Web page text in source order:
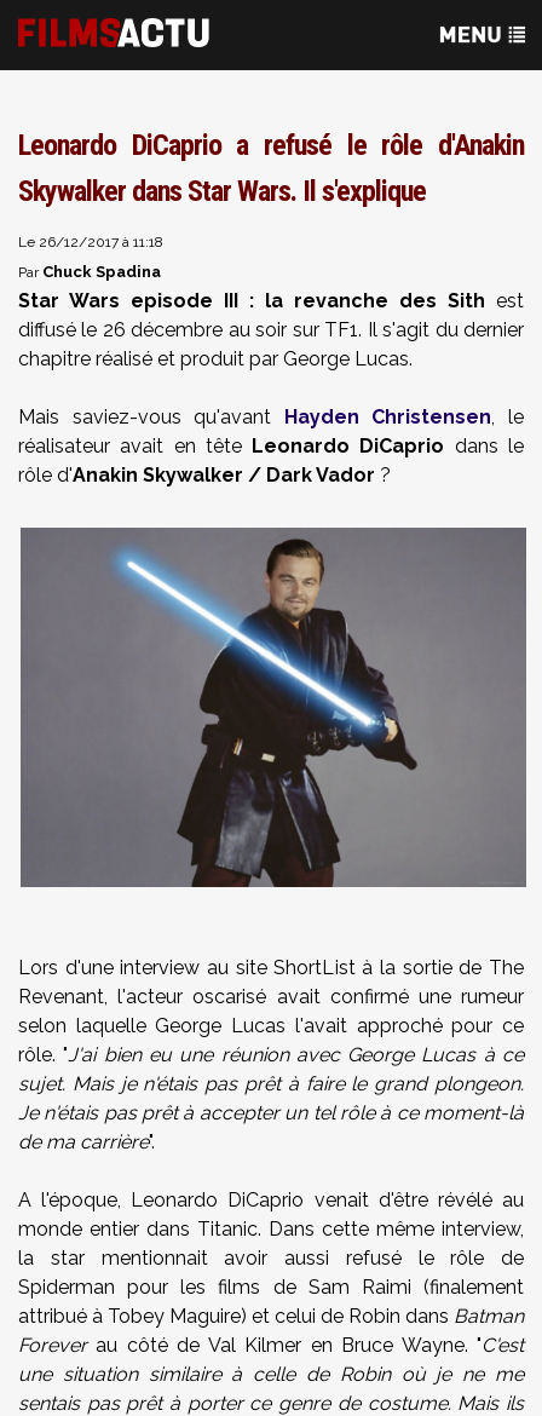
Leonardo DiCaprio a refusé le rôle d'Anakin
Skywalker dans Star Wars. Il s'explique
Le 26/12/2017 à 11:18
Par Chuck Spadina
Star Wars episode III : la revanche des Sith est
diffusé le 26 décembre au soir sur TF1. Il s'agit du dernier
chapitre réalisé et produit par George Lucas.
Mais saviez-vous qu'avant Hayden Christensen, le
réalisateur avait en tête Leonardo DiCaprio dans le
rôle d'Anakin Skywalker / Dark Vador ?
Lors d'une interview au site ShortList à la sortie de The
Revenant, l'acteur oscarisé avait confirmé une rumeur
selon laquelle George Lucas l'avait approché pour ce
rôle. "J'ai bien eu une réunion avec George Lucas à ce
sujet. Mais je n'étais pas prêt à faire le grand plongeon.
Je n'étais pas prêt à accepter un tel rôle à ce moment-là
de ma carrière".
A l'époque, Leonardo DiCaprio venait d'être révélé au
monde entier dans Titanic. Dans cette même interview,
la star mentionnait avoir aussi refusé le rôle de
Spiderman pour les films de Sam Raimi (finalement
attribué à Tobey Maguire) et celui de Robin dans Batman
Foreverau côté de Val Kilmer en Bruce Wayne. "C'est
une situation similaire à celle de Robin où je ne me
sentais pas prêt à porter ce genre de costume. Mais ils